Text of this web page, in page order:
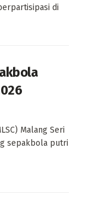
di
Malang Seri
sepakbola putri